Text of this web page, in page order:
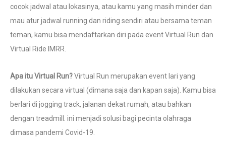
cocok jadwal atau lokasinya, atau kamu yang masih minder dan
mau atur jadwal running dan riding sendiri atau bersama teman
teman, kamu bisa mendaftarkan diri pada event Virtual Run dan
Virtual Ride IMRR.
Apa itu Virtual Run?Virtual Run merupakan event lari yang
dilakukan secara virtual (dimana saja dan kapan saja). Kamu bisa
berlari di jogging track, jalanan dekat rumah, atau bahkan
dengan treadmill. ini menjadi solusi bagi pecinta olahraga
dimasa pandemi Covid-19.